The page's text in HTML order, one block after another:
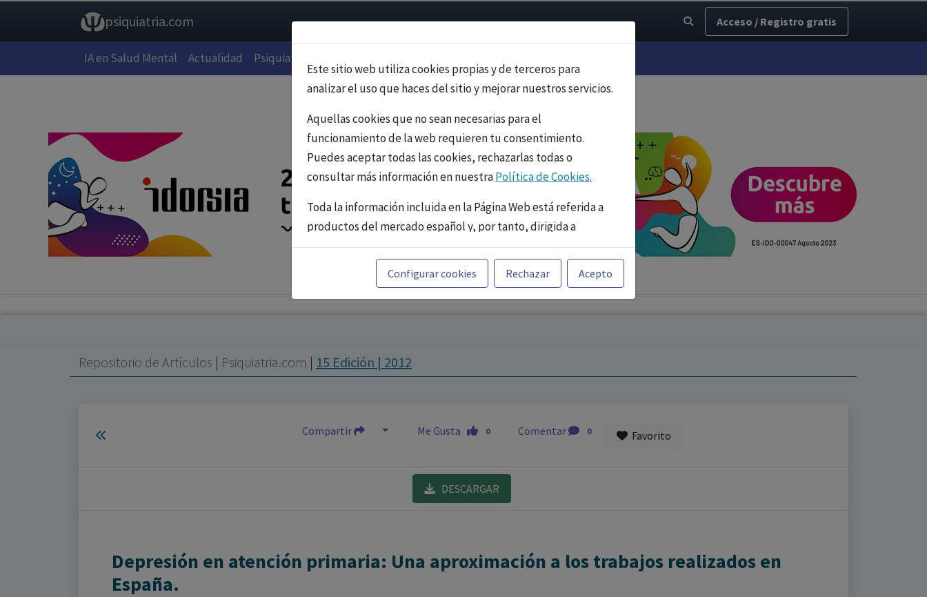
psiquiatria.com Acceso / Registro gratis
IA en Salud Mental Actualidad Psiquiatría
Este sitio web utiliza cookies propias y de terceros para
analizar el uso que haces del sitio y mejorar nuestros servicios.
Aquellas cookies que no sean necesarias para el
funcionamiento de la web requieren tu consentimiento.
Puedes aceptar todas las cookies, rechazarlas todas o
consultar más información en nuestraPolítica de Cookies.
Toda la información incluida en la Página Web está referida a
productos del mercado español y, por tanto, dirigida a
profesionales sanitarios legalmente facultados para
prescribir o dispensar medicamentos con ejercicio
profesional. La información técnica de los fármacos se facilita
a título meramente informativo, siendo responsabilidad de
a las necesidades del paciente.
Configurar cookies Rechazar Acepto
Repositorio de Artículos | Psiquiatria.com | 15 Edición | 2012
Compartir Me Gusta 0 Comentar 0 Favorito
DESCARGAR
Depresión en atención primaria: Una aproximación a los trabajos realizados en
España.